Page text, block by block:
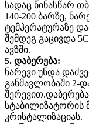
სადაც წინასწარ
140-200 ბარზე,
ტემპერატურაზე
შემდეგ გაცივდა
ავზში.
5. დაბერება:
ნარევი უნდა
განმავლობაში 2-
სტაბილიზატორის
კრისტალიზაციას.